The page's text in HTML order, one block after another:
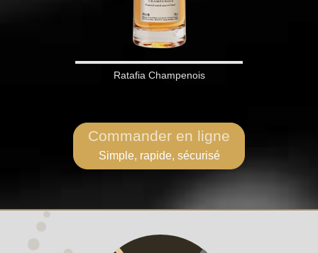
Ratafia Champenois
Commander en ligne
Simple, rapide, sécurisé